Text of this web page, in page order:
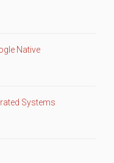
Native
Systems